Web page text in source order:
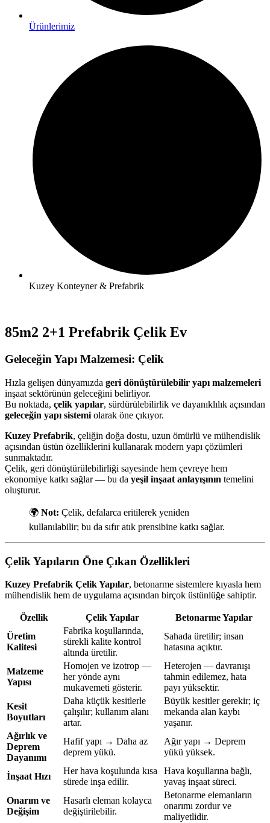
Ürünlerimiz
Kuzey Konteyner & Prefabrik
85m2 2+1 Prefabrik Çelik Ev
Geleceğin Yapı Malzemesi: Çelik
Hızla gelişen dünyamızda geri dönüştürülebilir yapı malzemeleri
inşaat sektörünün geleceğini belirliyor.
Bu noktada, çelik yapılar, sürdürülebilirlik ve dayanıklılık açısından
geleceğin yapı sistemi olarak öne çıkıyor.
Kuzey Prefabrik, çeliğin doğa dostu, uzun ömürlü ve mühendislik
açısından üstün özelliklerini kullanarak modern yapı çözümleri
sunmaktadır.
Çelik, geri dönüştürülebilirliği sayesinde hem çevreye hem
ekonomiye katkı sağlar — bu da yeşil inşaat anlayışının temelini
oluşturur.
🌍 Not: Çelik, defalarca eritilerek yeniden
kullanılabilir; bu da sıfır atık prensibine katkı sağlar.
Çelik Yapıların Öne Çıkan Özellikleri
Kuzey Prefabrik Çelik Yapılar, betonarme sistemlere kıyasla hem
mühendislik hem de uygulama açısından birçok üstünlüğe sahiptir.
Özellik Çelik Yapılar
Betonarme Yapılar
Üretim
Kalitesi
Fabrika koşullarında,
sürekli kalite kontrol
altında üretilir.
Sahada üretilir; insan
hatasına açıktır.
Malzeme
Yapısı
Homojen ve izotrop —
her yönde aynı
mukavemeti gösterir.
Heterojen — davranışı
tahmin edilemez, hata
payı yüksektir.
Kesit
Boyutları
Daha küçük kesitlerle
çalışılır; kullanım alanı
artar.
Büyük kesitler gerekir; iç
mekanda alan kaybı
yaşanır.
Ağırlık ve
Deprem
Dayanımı
Hafif yapı → Daha az
deprem yükü.
Ağır yapı → Deprem
yükü yüksek.
İnşaat Hızı
Her hava koşulunda kısa
sürede inşa edilir.
Hava koşullarına bağlı,
yavaş inşaat süreci.
Onarım ve
Değişim
Hasarlı eleman kolayca
değiştirilebilir.
Betonarme elemanların
onarımı zordur ve
maliyetlidir.